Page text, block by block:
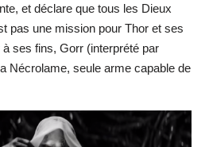
et déclare que tous les Dieux
pas une mission pour Thor et ses
ses fins, Gorr (interprété par
Nécrolame, seule arme capable de